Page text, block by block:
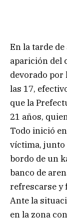
En la tarde
aparición del
devorado por
las 17,
que la
21 años,
Todo inició
víctima, junto
bordo de un
banco de
refrescarse y
Ante la
en la zona